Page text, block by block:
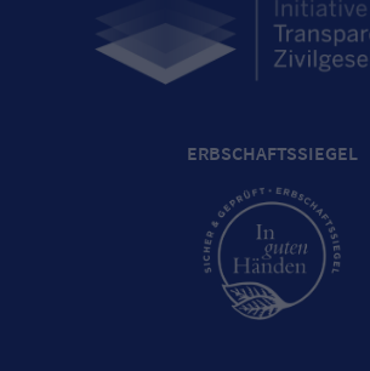
ERBSCHAFTSSIEGEL